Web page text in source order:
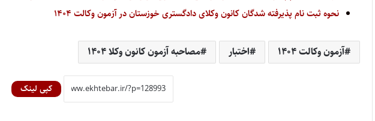
نحوه ثبت نام پذیرفته شدگان کانون وکلای دادگستری خوزستان در آزمون وکالت ۱۴۰۴
آزمون وکالت ۱۴۰۴ اختبار مصاحبه آزمون کانون وکلا ۱۴۰۴
کپی لینک